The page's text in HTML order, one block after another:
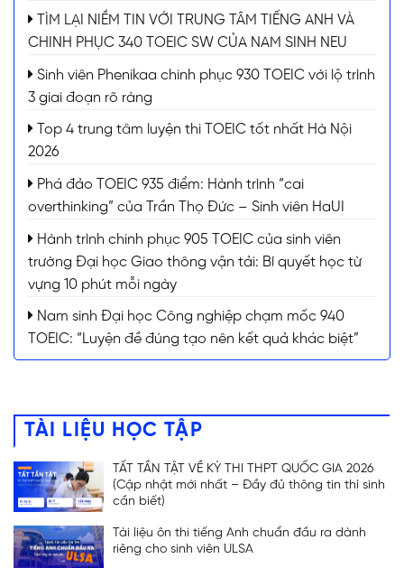
TÌM LẠI NIỀM TIN VỚI TRUNG TÂM TIẾNG ANH VÀ
CHINH PHỤC 340 TOEIC SW CỦA NAM SINH NEU
Sinh viên Phenikaa chinh phục 930 TOEIC với lộ trình
3 giai đoạn rõ ràng
Top 4 trung tâm luyện thi TOEIC tốt nhất Hà Nội
2026
Phá đảo TOEIC 935 điểm: Hành trình “cai
overthinking” của Trần Thọ Đức – Sinh viên HaUI
Hành trình chinh phục 905 TOEIC của sinh viên
trường Đại học Giao thông vận tải: Bí quyết học từ
vựng 10 phút mỗi ngày
Nam sinh Đại học Công nghiệp chạm mốc 940
TOEIC: “Luyện đề đúng tạo nên kết quả khác biệt”
TÀI LIỆU HỌC TẬP
TẤT TẦN TẬT VỀ KỲ THI THPT QUỐC GIA 2026
(Cập nhật mới nhất – Đầy đủ thông tin thí sinh
cần biết)
Tài liệu ôn thi tiếng Anh chuẩn đầu ra dành
riêng cho sinh viên ULSA